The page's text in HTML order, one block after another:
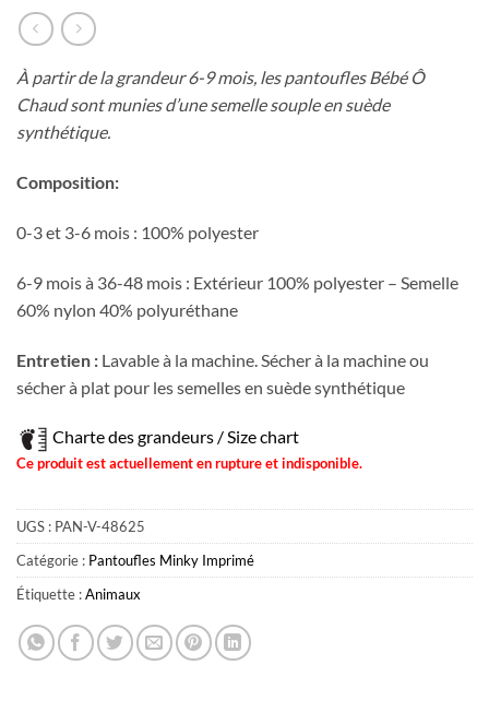
À partir de la grandeur 6-9 mois, les pantoufles Bébé Ô
Chaud sont munies d’une semelle souple en suède
synthétique.
Composition:
0-3 et 3-6 mois : 100% polyester
6-9 mois à 36-48 mois : Extérieur 100% polyester – Semelle
60% nylon 40% polyuréthane
Entretien : Lavable à la machine. Sécher à la machine ou
sécher à plat pour les semelles en suède synthétique
Charte des grandeurs / Size chart
Ce produit est actuellement en rupture et indisponible.
UGS : PAN-V-48625
Catégorie : Pantoufles Minky Imprimé
Étiquette :Animaux